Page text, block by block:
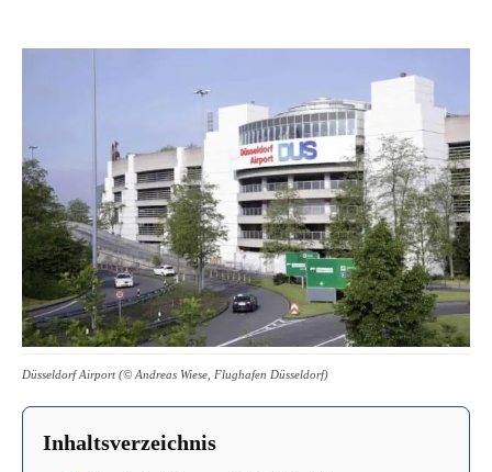
Düsseldorf Airport (© Andreas Wiese, Flughafen Düsseldorf)
Inhaltsverzeichnis